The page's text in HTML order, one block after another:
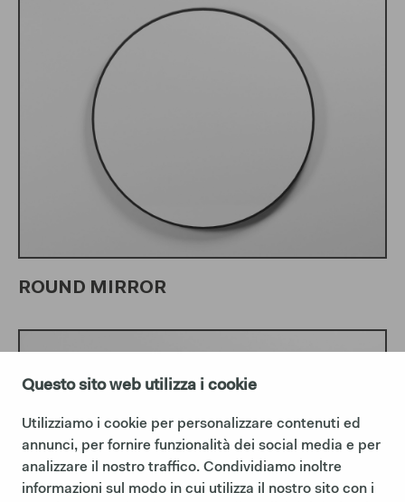
Questo sito web utilizza i cookie
Utilizziamo i cookie per personalizzare contenuti ed
annunci, per fornire funzionalità dei social media e per
analizzare il nostro traffico. Condividiamo inoltre
informazioni sul modo in cui utilizza il nostro sito con i
ROUND MIRROR